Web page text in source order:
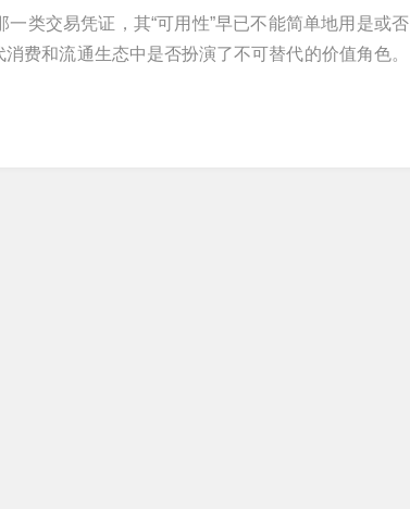
类交易凭证，其“可用性”早已不能简单地用是或否
费和流通生态中是否扮演了不可替代的价值角色。